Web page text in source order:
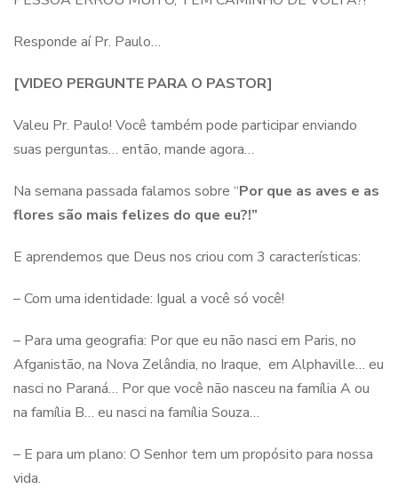
Responde aí Pr. Paulo…
[VIDEO PERGUNTE PARA O PASTOR]
Valeu Pr. Paulo! Você também pode participar enviando
suas perguntas… então, mande agora…
Na semana passada falamos sobre “Por que as aves e as
flores são mais felizes do que eu?!”
E aprendemos que Deus nos criou com 3 características:
– Com uma identidade: Igual a você só você!
– Para uma geografia: Por que eu não nasci em Paris, no
Afganistão, na Nova Zelândia, no Iraque, em Alphaville… eu
nasci no Paraná… Por que você não nasceu na família A ou
na família B… eu nasci na família Souza…
– E para um plano: O Senhor tem um propósito para nossa
vida.